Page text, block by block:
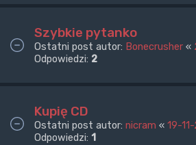
Szybkie pytanko
Ostatni post autor: Bonecrusher «
Odpowiedzi: 2
Kupię CD
Ostatni post autor: nicram « 19-
Odpowiedzi: 1